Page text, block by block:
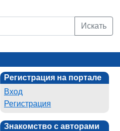
Искать
Регистрация на портале
Вход
Регистрация
Знакомство с авторами